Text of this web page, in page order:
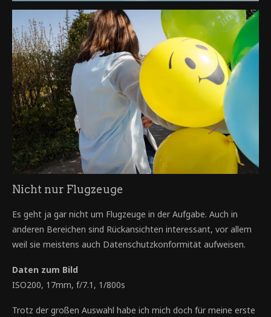
Nicht nur Flugzeuge
Es geht ja gar nicht um Flugzeuge in der Aufgabe. Auch in
anderen Bereichen sind Rückansichten interessant, vor allem
weil sie meistens auch Datenschutzkonformität aufweisen.
Daten zum Bild
ISO200, 17mm, f/7.1, 1/800s
Trotz der großen Auswahl habe ich mich doch für meine erste